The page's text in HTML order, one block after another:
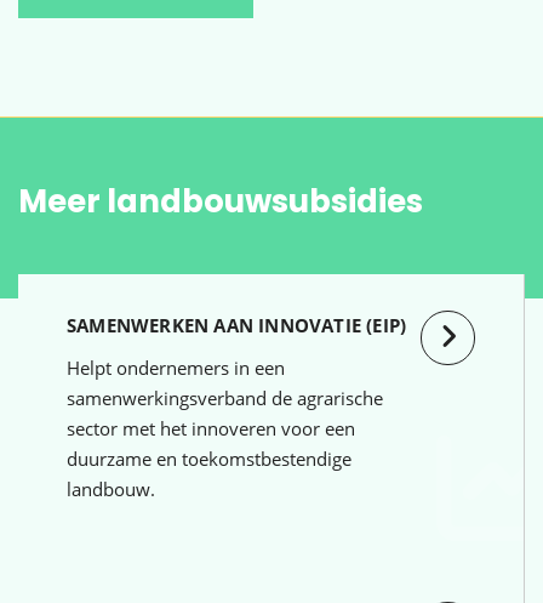
Meer landbouwsubsidies
SAMENWERKEN AAN INNOVATIE (EIP)
Helpt ondernemers in een
samenwerkingsverband de agrarische
sector met het innoveren voor een
duurzame en toekomstbestendige
landbouw.